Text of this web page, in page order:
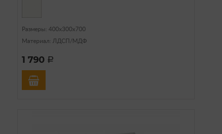
Размеры: 400х300х700
Материал: ЛДСП/МДФ
1 790 a